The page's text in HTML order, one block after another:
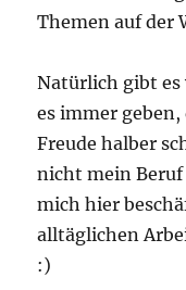
Themen auf der
Natürlich gibt es
es immer
Freude halber
nicht mein Beruf
mich hier
alltäglichen
:)